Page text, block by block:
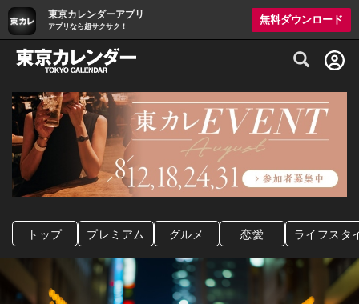
東京カレンダーアプリ
アプリなら超サクサク！
無料ダウンロード
グルメ情報・プレミアムレストラン予約
トップ プレミアム グルメ 恋愛 ライフスタ